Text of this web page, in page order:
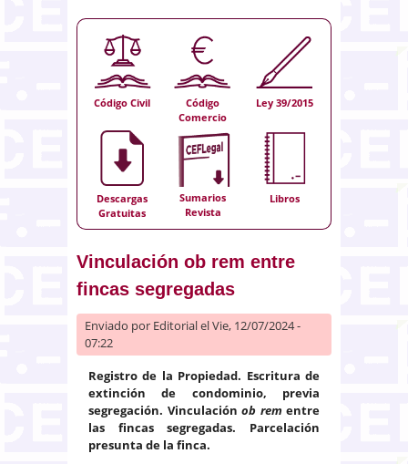
Código Civil
Código
Comercio
Ley 39/2015
Descargas
Gratuitas
Sumarios
Revista
Libros
Vinculación ob rem entre
fincas segregadas
Enviado por Editorialel Vie, 12/07/2024 -
07:22
Registro de la Propiedad. Escritura de
extinción de condominio, previa
segregación. Vinculación ob rem entre
las fincas segregadas. Parcelación
presunta de la finca.